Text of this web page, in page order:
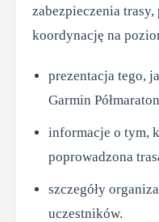
zabezpieczenia
koordynację na
prezentacja tego,
Garmin
informacje o tym,
poprowadzona
szczegóły
uczestników.